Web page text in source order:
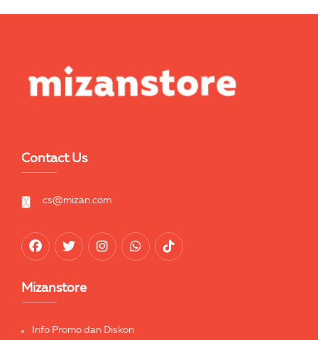
Contact Us
cs@mizan.com
Mizanstore
Info Promo dan Diskon